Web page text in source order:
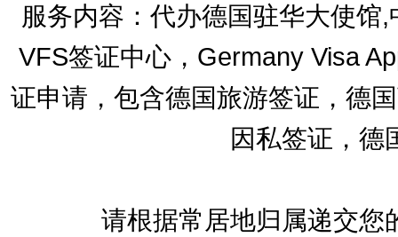
服务内容：代办德国驻华大使馆
VFS签证中心，Germany Visa
证申请，包含德国旅游签证，德
因私签证，德
请根据常居地归属递交您